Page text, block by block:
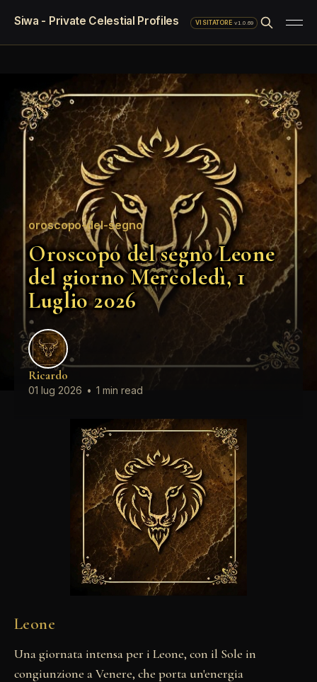
Siwa - Private Celestial Profiles VISITATORE·v1.0.69
oroscopo-del-segno
Oroscopo del segno Leone
del giorno Mercoledì, 1
Luglio 2026
Ricardo
01 lug 2026 • 1 min read
Leone
Una giornata intensa per i Leone, con il Sole in
congiunzione a Venere, che porta un'energia